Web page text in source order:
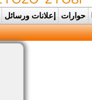
حوارات إعلانات ورسائل